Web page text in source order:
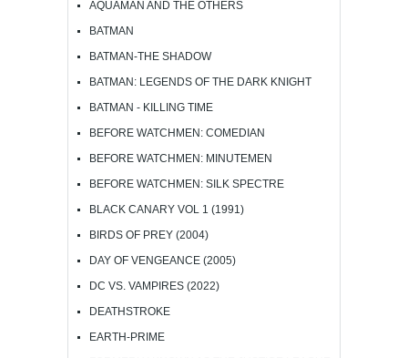
AQUAMAN AND THE OTHERS
BATMAN
BATMAN-THE SHADOW
BATMAN: LEGENDS OF THE DARK KNIGHT
BATMAN - KILLING TIME
BEFORE WATCHMEN: COMEDIAN
BEFORE WATCHMEN: MINUTEMEN
BEFORE WATCHMEN: SILK SPECTRE
BLACK CANARY VOL 1 (1991)
BIRDS OF PREY (2004)
DAY OF VENGEANCE (2005)
DC VS. VAMPIRES (2022)
DEATHSTROKE
EARTH-PRIME